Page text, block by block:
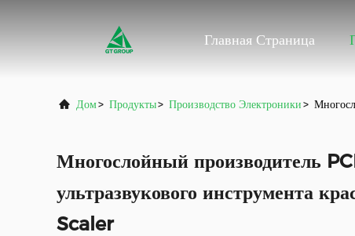
Главная Страница
Дом> Продукты> Производство Электроники>
Многослойный производитель
ультразвукового инструмента
Scaler